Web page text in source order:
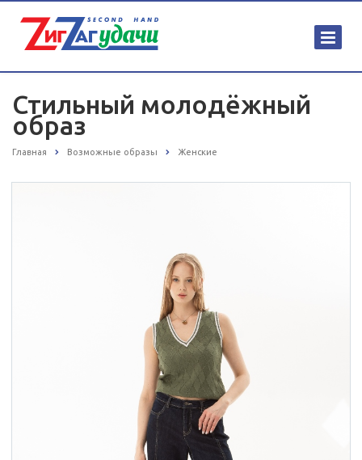
Стильный молодёжный
образ
Главная Возможные образы Женские